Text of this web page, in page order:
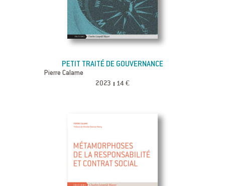
PETIT TRAITÉ DE GOUVERNANCE
Pierre Calame
2023 14 €